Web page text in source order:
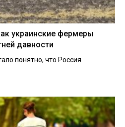
украинские фермеры
давности
понятно, что Россия